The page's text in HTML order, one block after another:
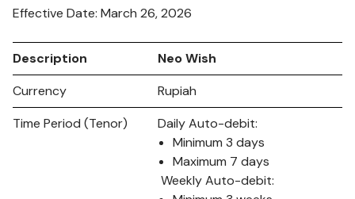
Effective Date: March 26, 2026
Description
Neo Wish
Currency
Rupiah
Time Period (Tenor)
Daily Auto-debit:
Minimum 3 days
Maximum 7 days
Weekly Auto-debit: